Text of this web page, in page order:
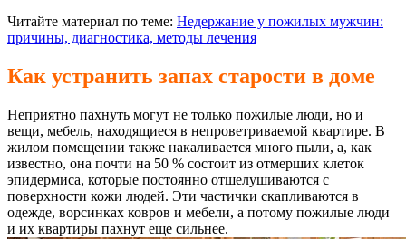
Читайте материал по теме: Недержание у пожилых мужчин:
причины, диагностика, методы лечения
Как устранить запах старости в доме
Неприятно пахнуть могут не только пожилые люди, но и
вещи, мебель, находящиеся в непроветриваемой квартире. В
жилом помещении также накаливается много пыли, а, как
известно, она почти на 50 % состоит из отмерших клеток
эпидермиса, которые постоянно отшелушиваются с
поверхности кожи людей. Эти частички скапливаются в
одежде, ворсинках ковров и мебели, а потому пожилые люди
и их квартиры пахнут еще сильнее.